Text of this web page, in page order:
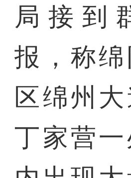
局接到
报，称
区绵州
丁家营